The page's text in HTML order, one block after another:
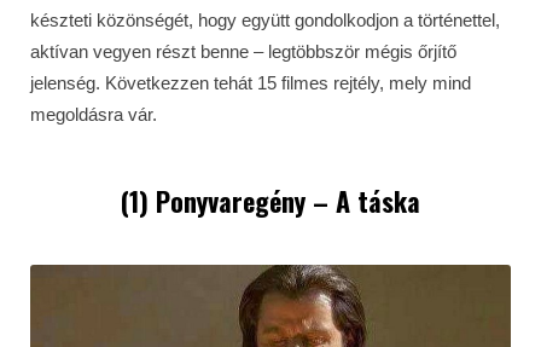
készteti közönségét, hogy együtt gondolkodjon a történettel,
aktívan vegyen részt benne – legtöbbször mégis őrjítő
jelenség. Következzen tehát 15 filmes rejtély, mely mind
megoldásra vár.
(1) Ponyvaregény – A táska